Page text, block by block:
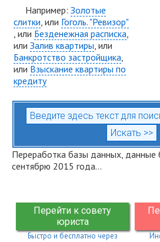
Например: Золотые
слитки, или Гоголь. "Ревизор"
, или Безденежная расписка,
или Залив квартиры, или
Банкротство застройщика,
или Взыскание квартиры по
кредиту
Переработка базы данных, данные
сентябрю 2015 года...
Перейти к совету
юриста
Быстро и бесплатно через